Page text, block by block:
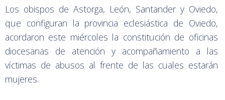
Los obispos de Astorga, León, Santander y Oviedo,
que configuran la provincia eclesiástica de Oviedo,
acordaron este miércoles la constitución de oficinas
diocesanas de atención y acompañamiento a las
víctimas de abusos al frente de las cuales estarán
mujeres.